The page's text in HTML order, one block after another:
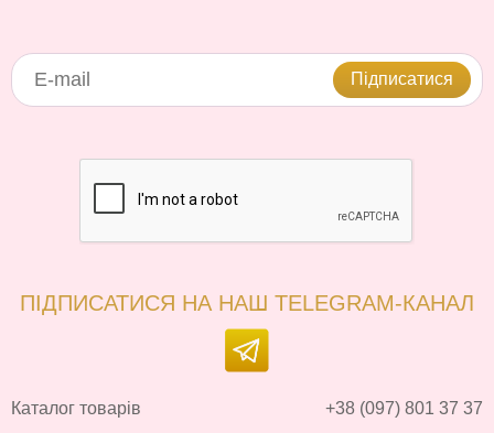
Підписатися
ПІДПИСАТИСЯ НА НАШ TELEGRAM-КАНАЛ
Каталог товарів +38 (097) 801 37 37